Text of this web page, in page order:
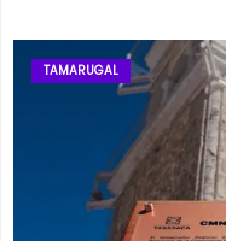
TAMARUGAL